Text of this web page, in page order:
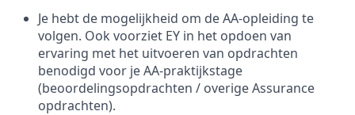
Je hebt de mogelijkheid om de AA-opleiding te
volgen. Ook voorziet EY in het opdoen van
ervaring met het uitvoeren van opdrachten
benodigd voor je AA-praktijkstage
(beoordelingsopdrachten / overige Assurance
opdrachten).